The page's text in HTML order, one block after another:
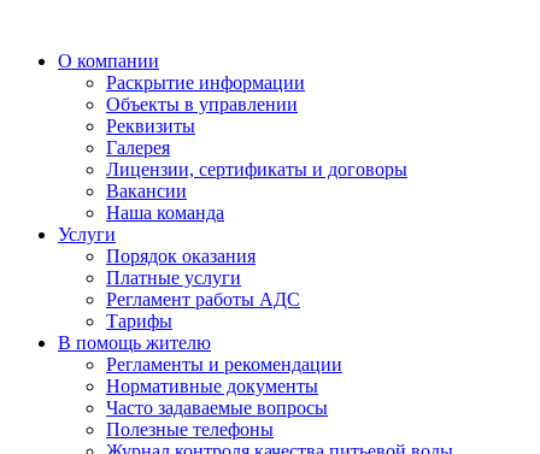
О компании
Раскрытие информации
Объекты в управлении
Реквизиты
Галерея
Лицензии, сертификаты и договоры
Вакансии
Наша команда
Услуги
Порядок оказания
Платные услуги
Регламент работы АДС
Тарифы
В помощь жителю
Регламенты и рекомендации
Нормативные документы
Часто задаваемые вопросы
Полезные телефоны